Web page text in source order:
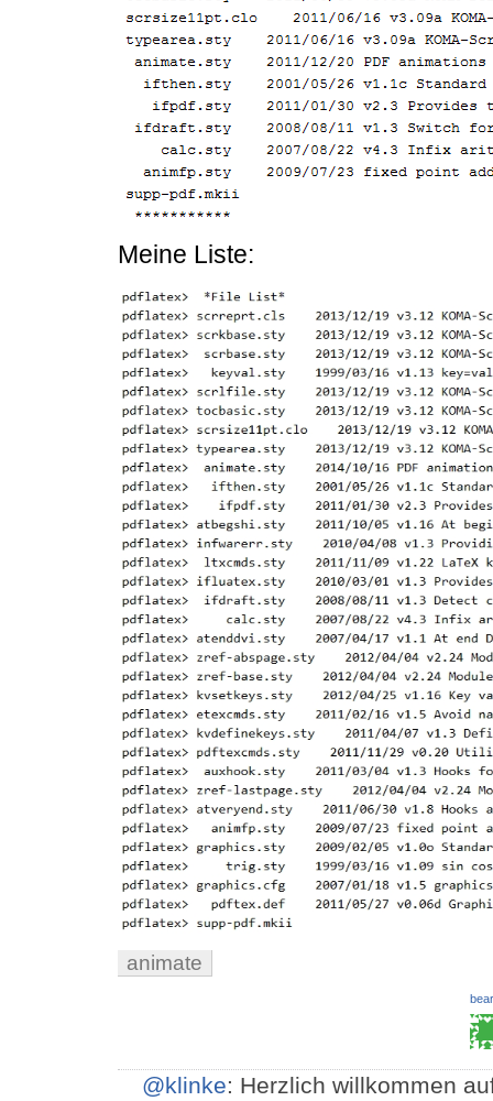
Meine Liste:
animate
@klinke: Herzlich willkommen